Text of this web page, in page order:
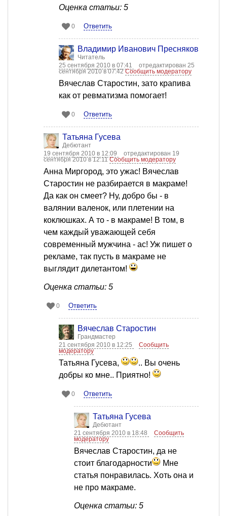
Оценка статьи: 5
0 Ответить
Владимир Иванович Пресняков
Читатель
25 сентября 2010 в 07:41
отредактирован 25
сентября 2010 в 07:42Сообщить модератору
Вячеслав Старостин, зато крапива
как от ревматизма помогает!
0 Ответить
Татьяна Гусева
Дебютант
19 сентября 2010 в 12:09
отредактирован 19
сентября 2010 в 12:11Сообщить модератору
Анна Миргород, это ужас! Вячеслав
Старостин не разбирается в макраме!
Да как он смеет? Ну, добро бы - в
валянии валенок, или плетении на
коклюшках. А то - в макраме! В том, в
чем каждый уважающей себя
современный мужчина - ас! Уж пишет о
рекламе, так пусть в макраме не
выглядит дилетантом!
Оценка статьи: 5
0 Ответить
Вячеслав Старостин
Грандмастер
21 сентября 2010 в 12:25
Сообщить
модератору
Татьяна Гусева,
.. Вы очень
добры ко мне.. Приятно!
0 Ответить
Татьяна Гусева
Дебютант
21 сентября 2010 в 18:48
Сообщить
модератору
Вячеслав Старостин, да не
стоит благодарности
Мне
статья понравилась. Хоть она и
не про макраме.
Оценка статьи: 5